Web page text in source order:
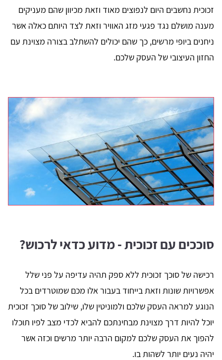
זכוכית נחשבים היום לנפוצים מאוד וזאת מכיוון שהם מעניקים
מענה מושלם נגד פגעי מזג האוויר וזאת לצד היותם כאלה אשר
ניחנים ביופי מרשים, כך שהם יכולים להשתלב בצורה מצוינת עם
החזון העיצובי של העסק שלכם.
סוככים עם זכוכית - מדוע כדאי לרכוש?
רכישה של סוכך זכוכית ללא ספק תהיה עדיפה על פני שלל
אפשרויות שונות וזאת בייחוד בעבור אלו מכם שמוטרדים בכל
הנוגע למראה העסק שלכם ולמוניטין שלו, שילוב של סוכך זכוכית
יוכל להיות דרך מצוינת מבחינתכם להביא לכדי מצב לפיו תוכלו
להפוך את העסק שלכם למקום הרבה יותר מרשים וכזה אשר
יהיה נעים יותר לשהות בו.